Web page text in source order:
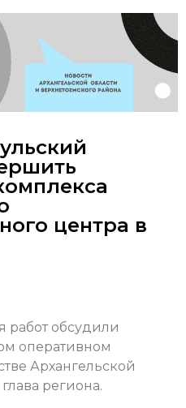
центра в
работ обсудили
оперативном
Архангельской
региона.